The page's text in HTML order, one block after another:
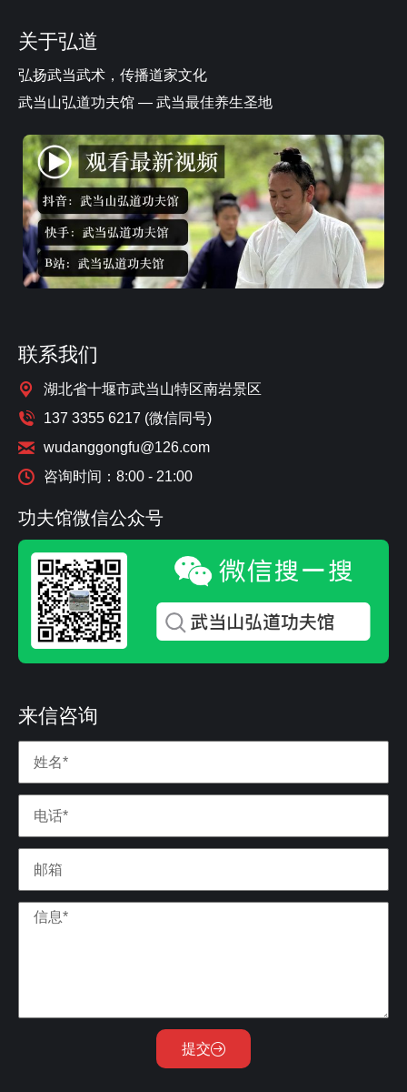
关于弘道
弘扬武当武术，传播道家文化
武当山弘道功夫馆 — 武当最佳养生圣地
联系我们
湖北省十堰市武当山特区南岩景区
137 3355 6217 (微信同号)
wudanggongfu@126.com
咨询时间：8:00 - 21:00
功夫馆微信公众号
来信咨询
提交